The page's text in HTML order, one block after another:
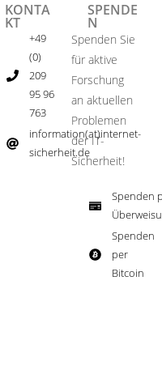
KONTA
KT
+49
(0)
209
95 96
763
information(at)internet-
sicherheit.de ​
SPENDE
N
Spenden Sie
für aktive
Forschung
an aktuellen
Problemen
der IT-
Sicherheit!​
Spenden
Spenden
per
Bitcoin​